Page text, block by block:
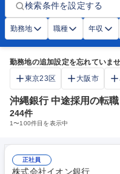
検索条件を設定する
勤務地 職種 年収
勤務地の追加設定を忘れていま
東京23区
大阪市
沖縄銀行 中途採用の転
244件
1〜100件目を表示中
正社員
株式会社イオン銀行